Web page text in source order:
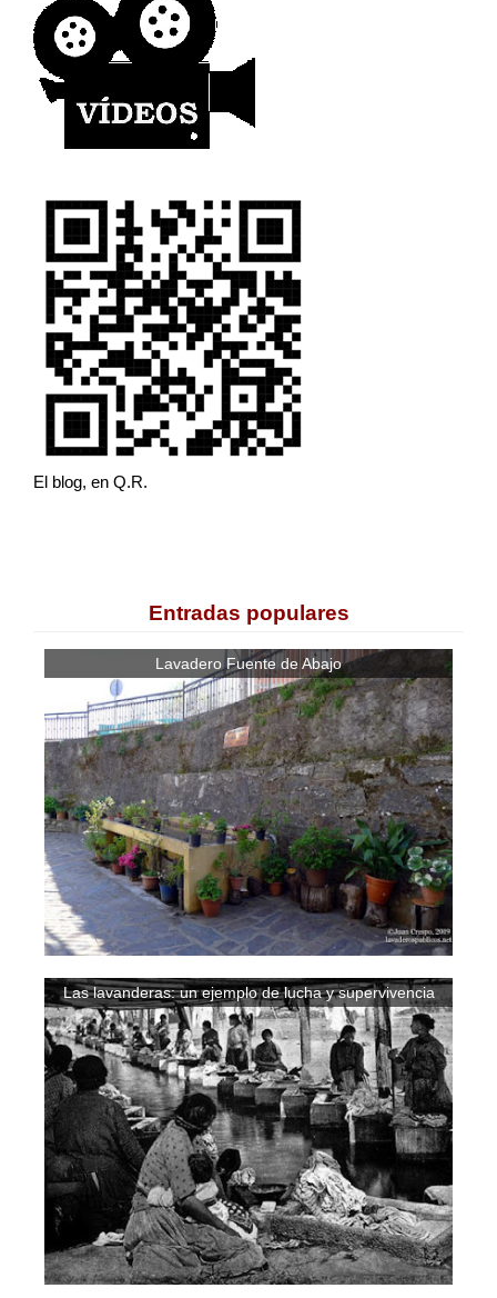
El blog, en Q.R.
Entradas populares
Lavadero Fuente de Abajo
Las lavanderas: un ejemplo de lucha y supervivencia